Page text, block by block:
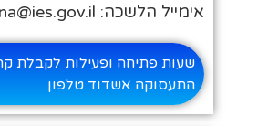
אימייל הלשכה: eldadkna@ies.gov.il
שעות פתיחה ופעילות לקבלת
התעסוקה אשדוד טלפון